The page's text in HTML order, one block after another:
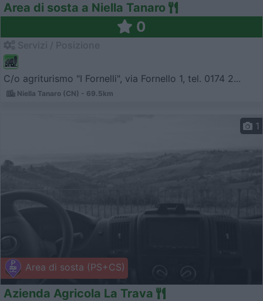
Area di sosta a Niella Tanaro
0
C/o agriturismo "I Fornelli", via Fornello 1, tel. 0174 2...
Niella Tanaro (CN) - 69.5km
Area di sosta (PS+CS)
1
Azienda Agricola La Trava